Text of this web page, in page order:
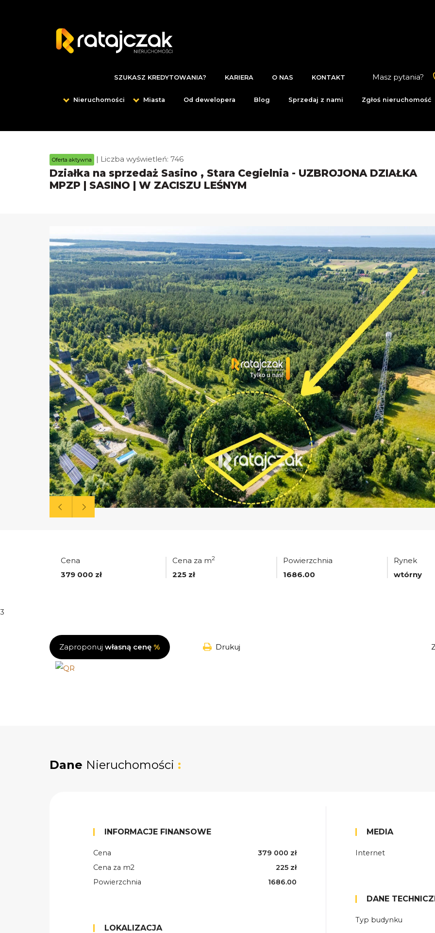
Masz pytania?
SZUKASZ KREDYTOWANIA? KARIERA O NAS KONTAKT
Nieruchomości Miasta Od dewelopera Blog Sprzedaj z nami Zgłoś nieruchomość
Oferta aktywna | Liczba wyświetleń: 746
Działka na sprzedaż Sasino , Stara Cegielnia - UZBROJONA DZIAŁKA
MPZP | SASINO | W ZACISZU LEŚNYM
Cena
379 000 zł
Cena za m2
225 zł
Powierzchnia
1686.00
Rynek
wtórny
3
Zaproponuj własną cenę % Drukuj
Dane Nieruchomości :
INFORMACJE FINANSOWE
Cena
379 000 zł
Cena za m2
225 zł
Powierzchnia
1686.00
LOKALIZACJA
MEDIA
Internet
DANE
Typ budynku